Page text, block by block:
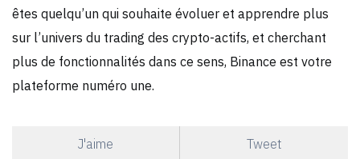
êtes quelqu’un qui souhaite évoluer et apprendre plus
sur l’univers du trading des crypto-actifs, et cherchant
plus de fonctionnalités dans ce sens, Binance est votre
plateforme numéro une.
J'aime Tweet